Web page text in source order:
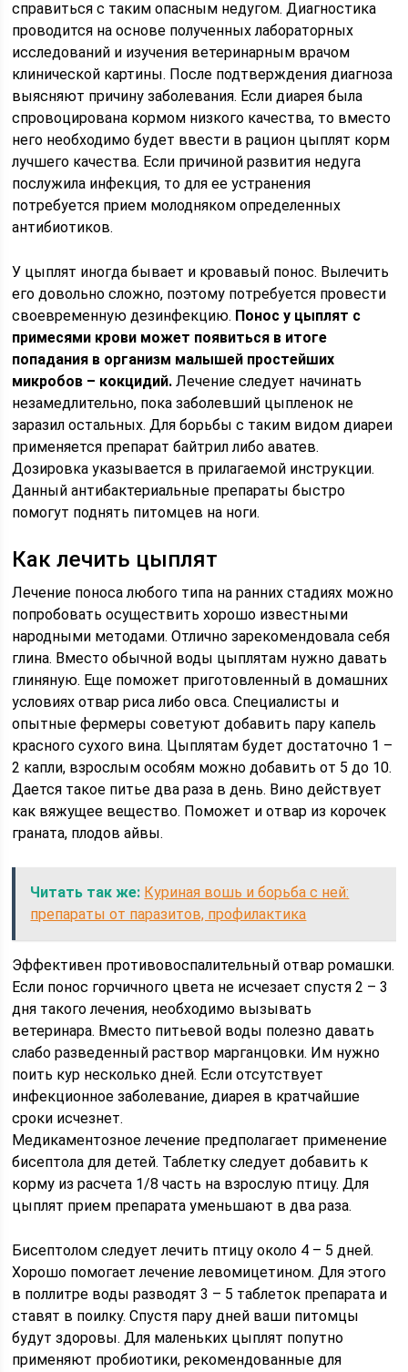
справиться с таким опасным недугом. Диагностика
проводится на основе полученных лабораторных
исследований и изучения ветеринарным врачом
клинической картины. После подтверждения диагноза
выясняют причину заболевания. Если диарея была
спровоцирована кормом низкого качества, то вместо
него необходимо будет ввести в рацион цыплят корм
лучшего качества. Если причиной развития недуга
послужила инфекция, то для ее устранения
потребуется прием молодняком определенных
антибиотиков.
У цыплят иногда бывает и кровавый понос. Вылечить
его довольно сложно, поэтому потребуется провести
своевременную дезинфекцию. Понос у цыплят с
примесями крови может появиться в итоге
попадания в организм малышей простейших
микробов – кокцидий. Лечение следует начинать
незамедлительно, пока заболевший цыпленок не
заразил остальных. Для борьбы с таким видом диареи
применяется препарат байтрил либо аватев.
Дозировка указывается в прилагаемой инструкции.
Данный антибактериальные препараты быстро
помогут поднять питомцев на ноги.
Как лечить цыплят
Лечение поноса любого типа на ранних стадиях можно
попробовать осуществить хорошо известными
народными методами. Отлично зарекомендовала себя
глина. Вместо обычной воды цыплятам нужно давать
глиняную. Еще поможет приготовленный в домашних
условиях отвар риса либо овса. Специалисты и
опытные фермеры советуют добавить пару капель
красного сухого вина. Цыплятам будет достаточно 1 –
2 капли, взрослым особям можно добавить от 5 до 10.
Дается такое питье два раза в день. Вино действует
как вяжущее вещество. Поможет и отвар из корочек
граната, плодов айвы.
Читать так же: Куриная вошь и борьба с ней:
препараты от паразитов, профилактика
Эффективен противовоспалительный отвар ромашки.
Если понос горчичного цвета не исчезает спустя 2 – 3
дня такого лечения, необходимо вызывать
ветеринара. Вместо питьевой воды полезно давать
слабо разведенный раствор марганцовки. Им нужно
поить кур несколько дней. Если отсутствует
инфекционное заболевание, диарея в кратчайшие
сроки исчезнет.
Медикаментозное лечение предполагает применение
бисептола для детей. Таблетку следует добавить к
корму из расчета 1/8 часть на взрослую птицу. Для
цыплят прием препарата уменьшают в два раза.
Бисептолом следует лечить птицу около 4 – 5 дней.
Хорошо помогает лечение левомицетином. Для этого
в поллитре воды разводят 3 – 5 таблеток препарата и
ставят в поилку. Спустя пару дней ваши питомцы
будут здоровы. Для маленьких цыплят попутно
применяют пробиотики, рекомендованные для